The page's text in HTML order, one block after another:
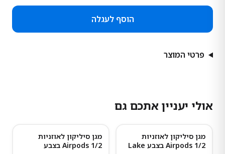
הוסף לעגלה
פרטי המוצר
אולי יעניין אתכם גם
-
22 %
מגן סיליקון לאוזניות
Airpods 1/2 בצבע Lake
-
22 %
מגן סיליקון לאוזניות
Airpods 1/2 בצבע